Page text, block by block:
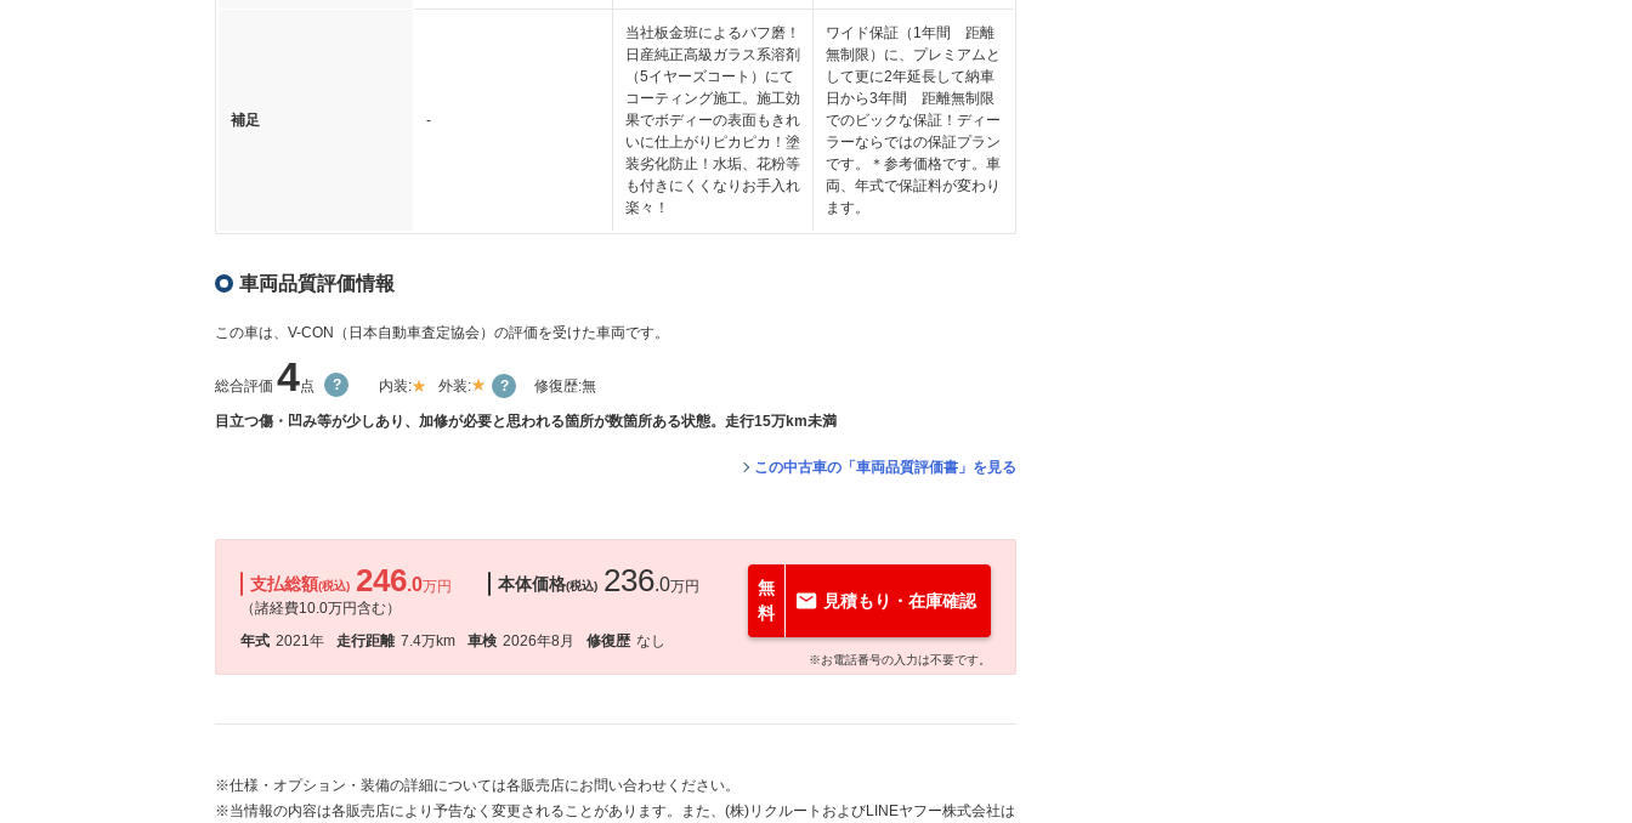
補足 -
当社板金班によるバフ磨！
日産純正高級ガラス系溶剤
（5イヤーズコート）にて
コーティング施工。施工効
果でボディーの表面もきれ
いに仕上がりピカピカ！塗
装劣化防止！水垢、花粉等
も付きにくくなりお手入れ
楽々！
ワイド保証（1年間 距離
無制限）に、プレミアムと
して更に2年延長して納車
日から3年間 距離無制限
でのビックな保証！ディー
ラーならではの保証プラン
です。＊参考価格です。車
両、年式で保証料が変わり
ます。
車両品質評価情報
この車は、V-CON（日本自動車査定協会）の評価を受けた車両です。
総合評価 4点 内装: 外装: 修復歴:無
目立つ傷・凹み等が少しあり、加修が必要と思われる箇所が数箇所ある状態。走行15万km未満
この中古車の「車両品質評価書」を見る
支払総額(税込) 246.0万円
（諸経費10.0万円含む）
本体価格(税込) 236.0万円
年式 2021年 走行距離 7.4万km 車検 2026年8月 修復歴 なし
無
料
見積もり・在庫確認
※お電話番号の入力は不要です。
※仕様・オプション・装備の詳細については各販売店にお問い合わせください。
※当情報の内容は各販売店により予告なく変更されることがあります。また、(株)リクルートおよびLINEヤフー株式会社は